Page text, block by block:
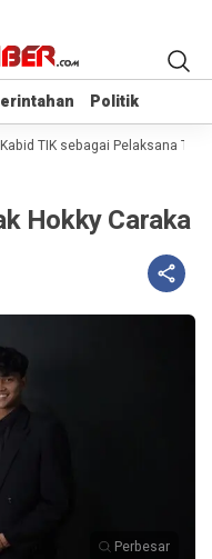
Politik
Politik
TIK sebagai Pelaksana
Hokky Caraka
Perbesar